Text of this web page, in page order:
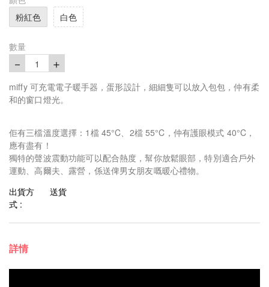
粉紅色
白色
數量
－ 1 ＋
miffy 可充電電子暖手器，蛋形設計，細細隻可以放入包包，仲有柔
和的窗口燈光。
佢有三檔溫度選擇：1檔 45°C、2檔 55°C，仲有護眼模式 40°C，
應有盡有！
獨特的聲波震動功能可以配合熱度，幫你放鬆眼部，特別適合戶外
運動、高爾夫、露營，係送俾男女朋友嘅暖心禮物。
出貨方
式 :
送貨
詳情